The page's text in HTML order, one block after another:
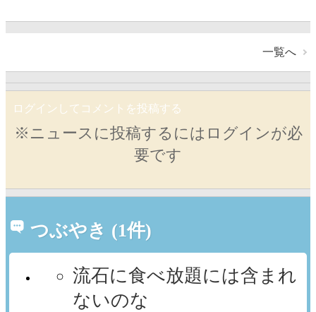
一覧へ
ログインしてコメントを投稿する
※ニュースに投稿するにはログインが必
要です
つぶやき (1件)
流石に食べ放題には含まれ
ないのな